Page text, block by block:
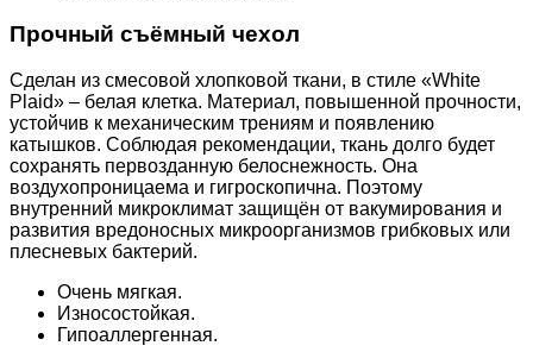
Прочный съёмный чехол
Сделан из смесовой хлопковой ткани, в стиле «White
Plaid» – белая клетка. Материал, повышенной прочности,
устойчив к механическим трениям и появлению
катышков. Соблюдая рекомендации, ткань долго будет
сохранять первозданную белоснежность. Она
воздухопроницаема и гигроскопична. Поэтому
внутренний микроклимат защищён от вакумирования и
развития вредоносных микроорганизмов грибковых или
плесневых бактерий.
Очень мягкая.
Износостойкая.
Гипоаллергенная.